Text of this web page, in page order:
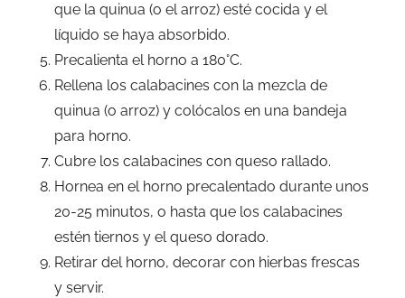
que la quinua (o el arroz) esté cocida y el
líquido se haya absorbido.
Precalienta el horno a 180°C.
Rellena los calabacines con la mezcla de
quinua (o arroz) y colócalos en una bandeja
para horno.
Cubre los calabacines con queso rallado.
Hornea en el horno precalentado durante unos
20-25 minutos, o hasta que los calabacines
estén tiernos y el queso dorado.
Retirar del horno, decorar con hierbas frescas
y servir.